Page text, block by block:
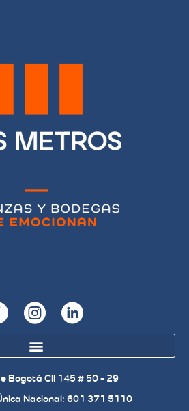
Bogotá Cll 145 # 50 - 29
Nacional: 601 371 5110